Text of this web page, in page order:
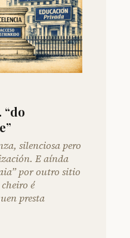
“do
silenciosa pero
E aínda
por outro sitio
é
presta